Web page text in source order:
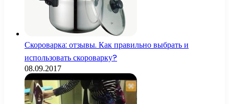
Скороварка: отзывы. Как правильно выбрать и
использовать скороварку?
08.09.2017